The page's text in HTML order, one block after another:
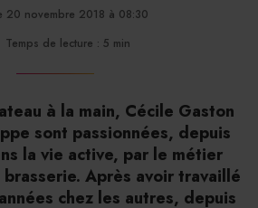
20 novembre 2018 à 08:30
Temps de lecture : 5 min
à la main, Cécile Gaston
sont passionnées, depuis
la vie active, par le métier
Après avoir travaillé
chez les autres, depuis